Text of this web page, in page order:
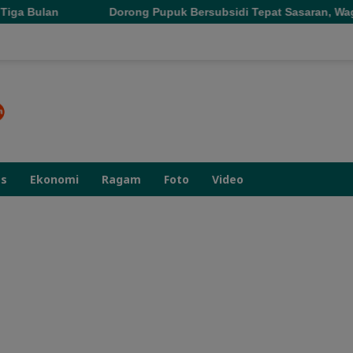
Dorong Pupuk Bersubsidi Tepat Sasaran, Wagub Malut
Ekonomi Ragam Foto Video